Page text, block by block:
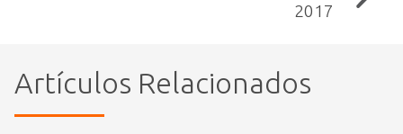
2017
Artículos Relacionados